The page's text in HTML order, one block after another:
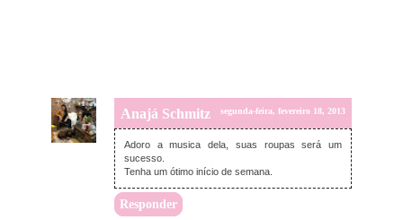
Anajá Schmitz segunda-feira, fevereiro 18, 2013
Adoro a musica dela, suas roupas será um
sucesso.
Tenha um ótimo início de semana.
Responder